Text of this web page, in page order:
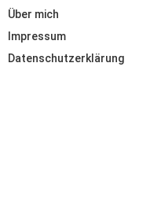
Über mich
Impressum
Datenschutzerklärung